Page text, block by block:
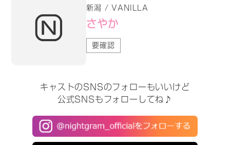
新潟 / VANILLA
さやか
要確認
キャストのSNSのフォローもいいけど
公式SNSもフォローしてね♪